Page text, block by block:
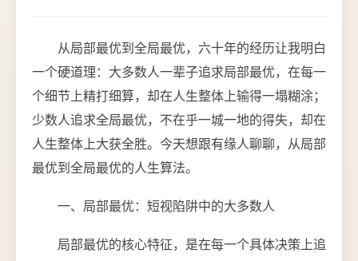
从局部最优到全局最优，六十年的经历让我明白
一个硬道理：大多数人一辈子追求局部最优，在每一
个细节上精打细算，却在人生整体上输得一塌糊涂；
少数人追求全局最优，不在乎一城一地的得失，却在
人生整体上大获全胜。今天想跟有缘人聊聊，从局部
最优到全局最优的人生算法。
一、局部最优：短视陷阱中的大多数人
局部最优的核心特征，是在每一个具体决策上追